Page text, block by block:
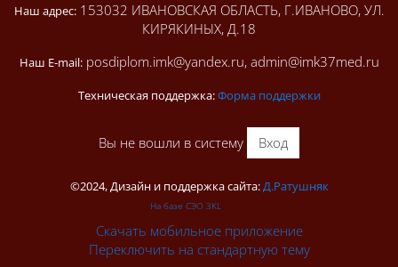
Наш адрес:153032 ИВАНОВСКАЯ ОБЛАСТЬ, Г.ИВАНОВО, УЛ.
КИРЯКИНЫХ, Д.18
Наш E-mail:posdiplom.imk@yandex.ru, admin@imk37med.ru
Техническая поддержка:Форма поддержки
Вы не вошли в систему Вход
©2024, Дизайн и поддержка сайта:Д.Ратушняк
На базе СЭО 3KL
Скачать мобильное приложение
Переключить на стандартную тему